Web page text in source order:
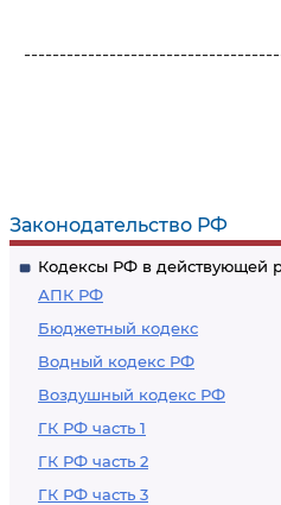
Законодательство РФ
Кодексы РФ в действующей
АПК РФ
Бюджетный кодекс
Водный кодекс РФ
Воздушный кодекс РФ
ГК РФ часть 1
ГК РФ часть 2
ГК РФ часть 3